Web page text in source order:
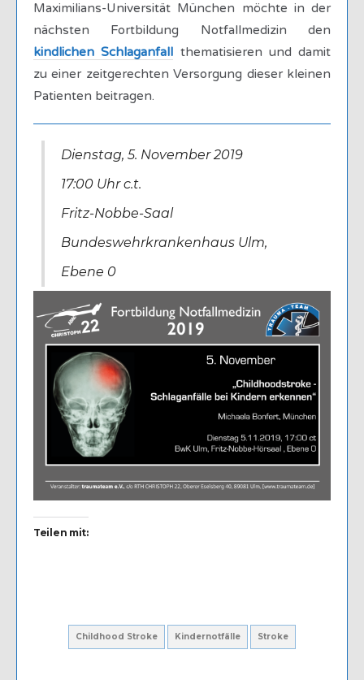
Maximilians-Universität München möchte in der
nächsten Fortbildung Notfallmedizin den
kindlichen Schlaganfall thematisieren und damit
zu einer zeitgerechten Versorgung dieser kleinen
Patienten beitragen.
Dienstag, 5. November 2019
17:00 Uhr c.t.
Fritz-Nobbe-Saal
Bundeswehrkrankenhaus Ulm,
Ebene 0
Teilen mit:
Childhood Stroke Kindernotfälle Stroke